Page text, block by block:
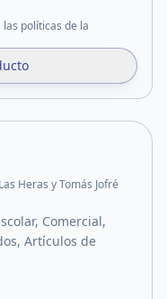
políticas de la
Heras y Tomás Jofré
Comercial,
Artículos de